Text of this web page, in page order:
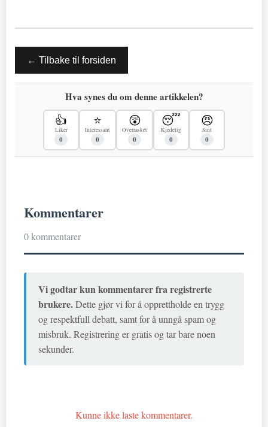
← Tilbake til forsiden
Hva synes du om denne artikkelen?
👍
Liker
0
⭐
Interessant
0
😲
Overrasket
0
😴
Kjedelig
0
😠
Sint
0
Kommentarer
0 kommentarer
Vi godtar kun kommentarer fra registrerte
brukere.Dette gjør vi for å opprettholde en trygg
og respektfull debatt, samt for å unngå spam og
misbruk. Registrering er gratis og tar bare noen
sekunder.
Kunne ikke laste kommentarer.